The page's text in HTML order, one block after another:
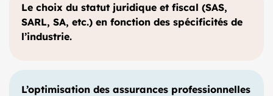
Le choix du statut juridique et fiscal (SAS,
SARL, SA, etc.) en fonction des spécificités de
l’industrie.
L’optimisation des assurances professionnelles